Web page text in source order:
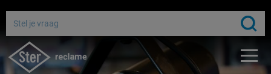
Bereik miljoenen Nederlanders
Adverteren bij de publieke omroep
Gratis media-advies